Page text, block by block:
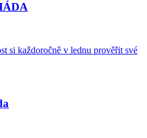
si každoročně v lednu prověřit své